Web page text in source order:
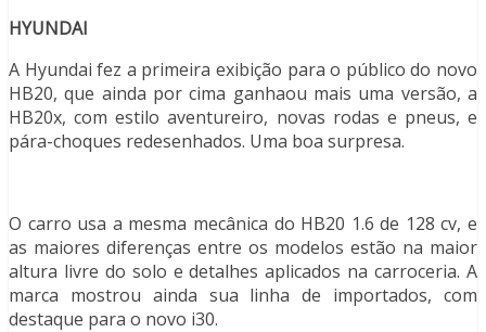
HYUNDAI
A Hyundai fez a primeira exibição para o público do novo
HB20, que ainda por cima ganhaou mais uma versão, a
HB20x, com estilo aventureiro, novas rodas e pneus, e
pára-choques redesenhados. Uma boa surpresa.
O carro usa a mesma mecânica do HB20 1.6 de 128 cv, e
as maiores diferenças entre os modelos estão na maior
altura livre do solo e detalhes aplicados na carroceria. A
marca mostrou ainda sua linha de importados, com
destaque para o novo i30.